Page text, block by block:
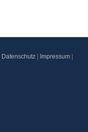
Datenschutz| Impressum|